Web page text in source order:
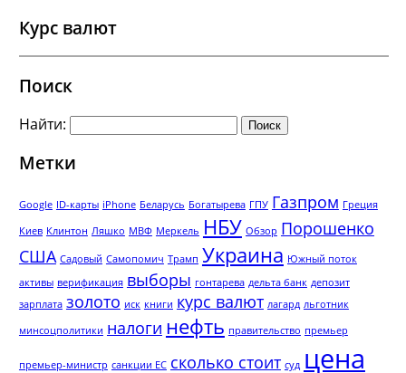
Курс валют
Поиск
Найти:
Метки
Google ID-карты iPhone Беларусь Богатырева ГПУ Газпром Греция
Киев Клинтон Ляшко МВФ Меркель НБУ Обзор Порошенко
США Садовый Самопомич Трамп Украина Южный поток
активы верификация выборы гонтарева дельта банк депозит
зарплата золото иск книги курс валют лагард льготник
минсоцполитики налоги нефть правительство премьер
премьер-министр санкции ЕС сколько стоит суд цена